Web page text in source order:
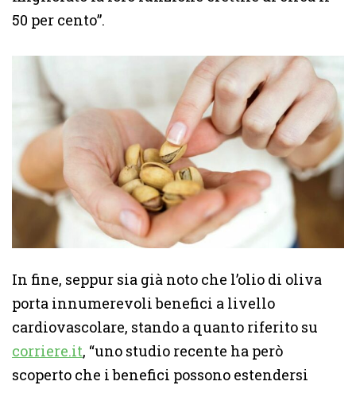
50 per cento”.
In fine, seppur sia già noto che l’olio di oliva
porta innumerevoli benefici a livello
cardiovascolare, stando a quanto riferito su
corriere.it, “uno studio recente ha però
scoperto che i benefici possono estendersi